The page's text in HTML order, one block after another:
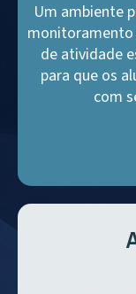
Um ambiente
de atividade
para que os
com